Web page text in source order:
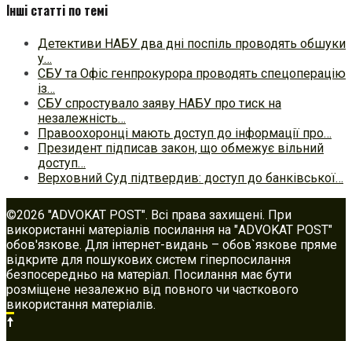
Інші статті по темі
Детективи НАБУ два дні поспіль проводять обшуки
у…
СБУ та Офіс генпрокурора проводять спецоперацію
із…
СБУ спростувало заяву НАБУ про тиск на
незалежність…
Правоохоронці мають доступ до інформації про…
Президент підписав закон, що обмежує вільний
доступ…
Верховний Суд підтвердив: доступ до банківської…
©2026 "ADVOKAT POST". Всі права захищені. При
використанні матеріалів посилання на "ADVOKAT POST"
обов'язкове. Для інтернет-видань – обов`язкове пряме
відкрите для пошукових систем гіперпосилання
безпосередньо на матеріал. Посилання має бути
розміщене незалежно від повного чи часткового
використання матеріалів.